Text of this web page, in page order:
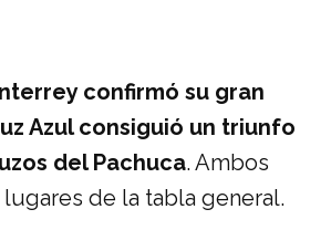
confirmó su gran
Azul consiguió un triunfo
del Pachuca. Ambos
de la tabla general.